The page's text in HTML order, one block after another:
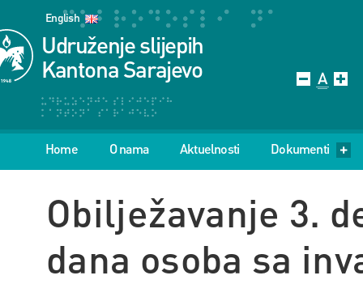
English
Udruženje slijepih
Kantona Sarajevo
Home O nama Aktuelnosti Dokumenti
Obilježavanje 3.
dana osoba sa